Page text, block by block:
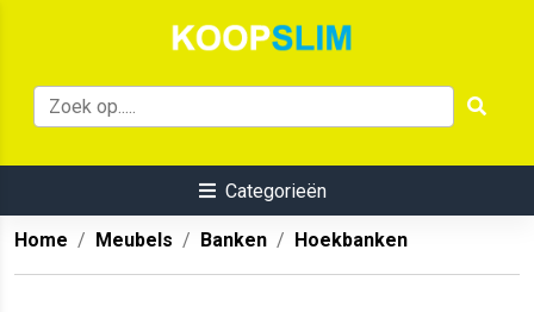
Categorieën
Home Meubels Banken Hoekbanken